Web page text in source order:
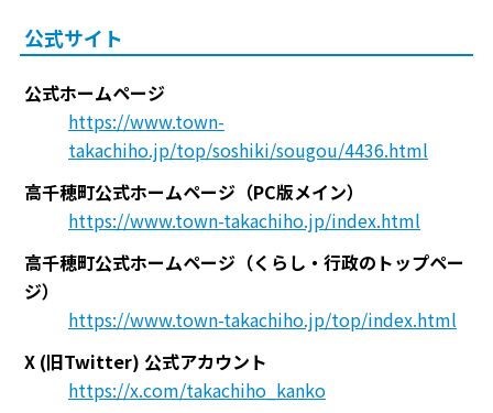
公式サイト
公式ホームページ
https://www.town-
takachiho.jp/top/soshiki/sougou/4436.html
高千穂町公式ホームページ（PC版メイン）
https://www.town-takachiho.jp/index.html
高千穂町公式ホームページ（くらし・行政のトップペー
ジ）
https://www.town-takachiho.jp/top/index.html
X (旧Twitter) 公式アカウント
https://x.com/takachiho_kanko